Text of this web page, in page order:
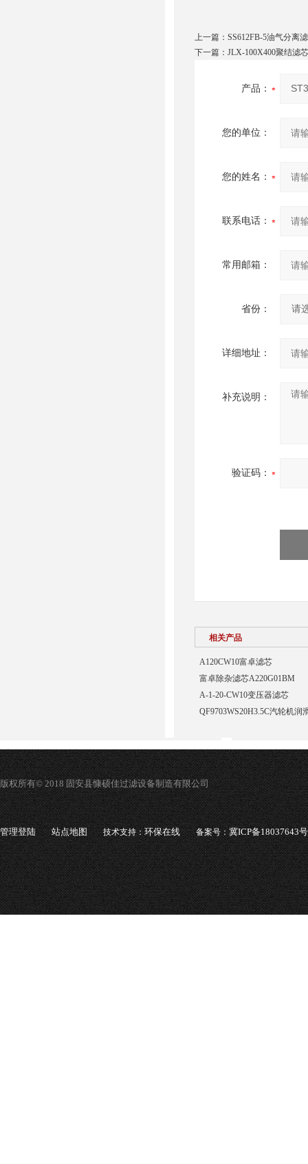
上一篇： SS612FB-5油气分离
下一篇： JLX-100X400聚结滤芯
产品：
您的单位：
您的姓名：
联系电话：
常用邮箱：
省份：
详细地址：
补充说明：
验证码：
相关产品
A120CW10富卓滤芯
富卓除杂滤芯A220G01BM
A-1-20-CW10变压器滤芯
QF9703WS20H3.5C汽轮机润
版权所有© 2018 固安县慷硕佳过滤设备制造有限公司
管理登陆 站点地图 技术支持：环保在线 备案号：冀ICP备18037643